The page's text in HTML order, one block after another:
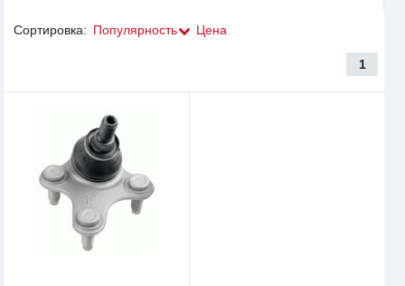
Сортировка: Популярность Цена
1